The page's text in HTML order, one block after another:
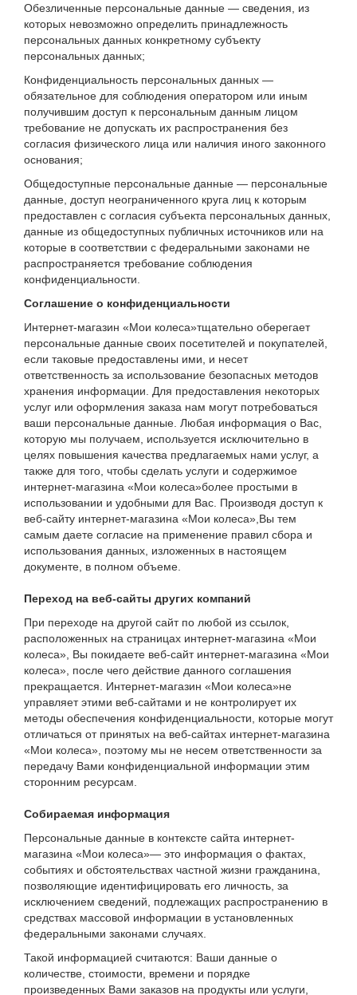
Обезличенные персональные данные — сведения, из
которых невозможно определить принадлежность
персональных данных конкретному субъекту
персональных данных;
Конфиденциальность персональных данных —
обязательное для соблюдения оператором или иным
получившим доступ к персональным данным лицом
требование не допускать их распространения без
согласия физического лица или наличия иного законного
основания;
Общедоступные персональные данные — персональные
данные, доступ неограниченного круга лиц к которым
предоставлен с согласия субъекта персональных данных,
данные из общедоступных публичных источников или на
которые в соответствии с федеральными законами не
распространяется требование соблюдения
конфиденциальности.
Соглашение о конфиденциальности
Интернет-магазин «Мои колеса»тщательно оберегает
персональные данные своих посетителей и покупателей,
если таковые предоставлены ими, и несет
ответственность за использование безопасных методов
хранения информации. Для предоставления некоторых
услуг или оформления заказа нам могут потребоваться
ваши персональные данные. Любая информация о Вас,
которую мы получаем, используется исключительно в
целях повышения качества предлагаемых нами услуг, а
также для того, чтобы сделать услуги и содержимое
интернет-магазина «Мои колеса»более простыми в
использовании и удобными для Вас. Производя доступ к
веб-сайту интернет-магазина «Мои колеса»,Вы тем
самым даете согласие на применение правил сбора и
использования данных, изложенных в настоящем
документе, в полном объеме.
Переход на веб-сайты других компаний
При переходе на другой сайт по любой из ссылок,
расположенных на страницах интернет-магазина «Мои
колеса», Вы покидаете веб-сайт интернет-магазина «Мои
колеса», после чего действие данного соглашения
прекращается. Интернет-магазин «Мои колеса»не
управляет этими веб-сайтами и не контролирует их
методы обеспечения конфиденциальности, которые могут
отличаться от принятых на веб-сайтах интернет-магазина
«Мои колеса», поэтому мы не несем ответственности за
передачу Вами конфиденциальной информации этим
сторонним ресурсам.
Собираемая информация
Персональные данные в контексте сайта интернет-
магазина «Мои колеса»— это информация о фактах,
событиях и обстоятельствах частной жизни гражданина,
позволяющие идентифицировать его личность, за
исключением сведений, подлежащих распространению в
средствах массовой информации в установленных
федеральными законами случаях.
Такой информацией считаются: Ваши данные о
количестве, стоимости, времени и порядке
произведенных Вами заказов на продукты или услуги,